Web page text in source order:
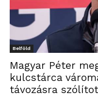
Belföld
Magyar Péter
kulcstárca
távozásra